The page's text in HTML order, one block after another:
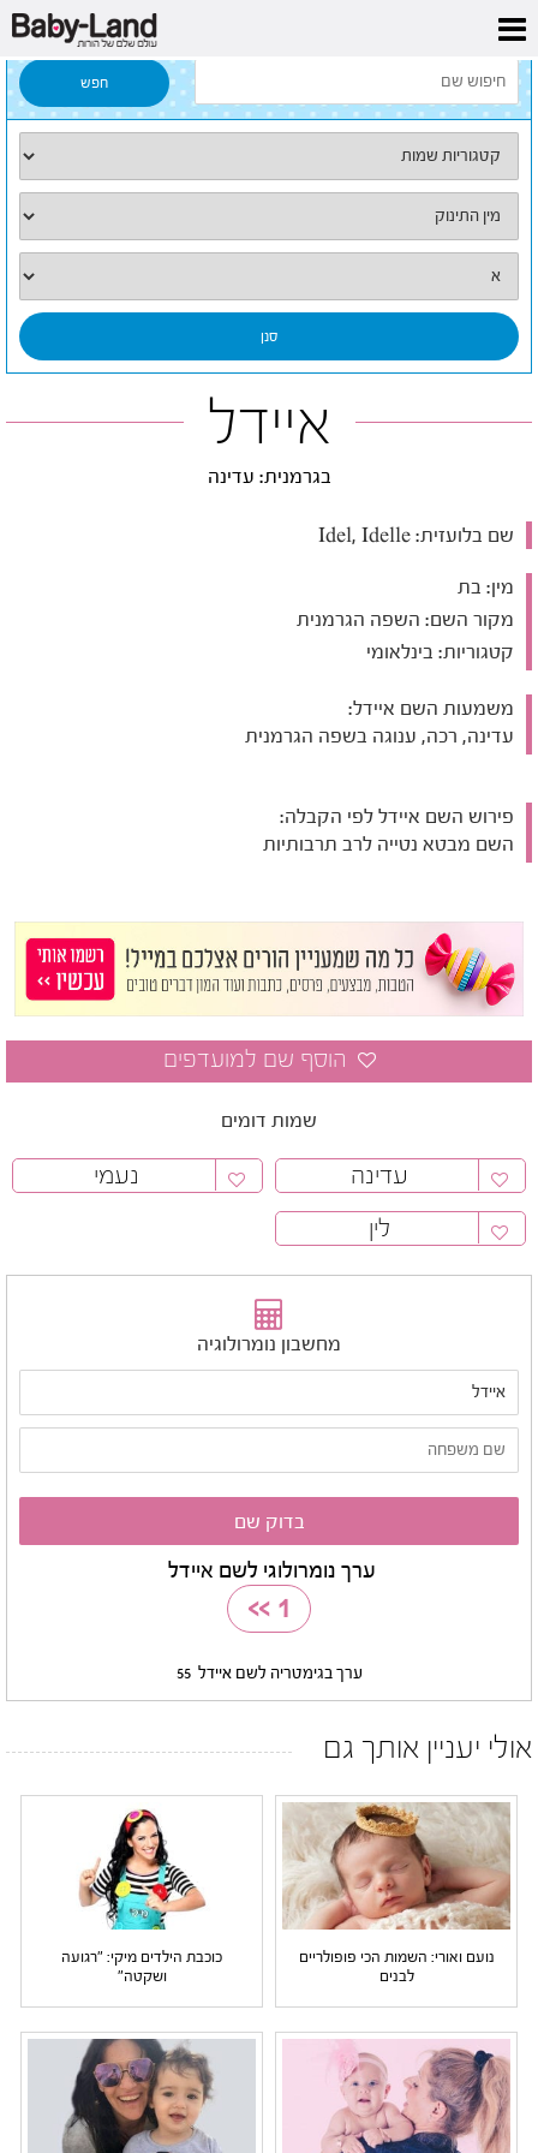
דף הבית
איידל
בגרמנית: עדינה
שם בלועזית:
מין: בת
מקור השם: השפה הגרמנית
קטגוריות: בינלאומי
משמעות השם איידל:
עדינה, רכה, ענוגה בשפה הגרמנית
פירוש השם איידל לפי הקבלה:
השם מבטא נטייה לרב תרבותיות
שמות דומים
עדינה
נעמי
לין
מחשבון נומרולוגיה
ערך נומרולוגי לשם איידל
1
>>
ערך בגימטריה לשם איידל 55
אולי יעניין אותך גם
נועם ואורי: השמות הכי פופולריים
לבנים
כוכבת הילדים מיקי: "רגועה
ושקטה"